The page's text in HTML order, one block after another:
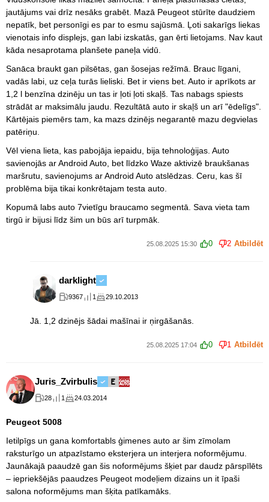
jautājums vai drīz nesāks grabēt. Mazā Peugeot stūrīte daudziem
nepatīk, bet personīgi es par to esmu sajūsmā. Ļoti sakarīgs liekas
vienotais info displejs, gan labi izskatās, gan ērti lietojams. Nav kaut
kāda nesaprotama planšete paneļa vidū.
Sanāca braukt gan pilsētas, gan šosejas režīmā. Brauc līgani,
vadās labi, uz ceļa turās lieliski. Bet ir viens bet. Auto ir aprīkots ar
1,2 l benzīna dzinēju un tas ir ļoti ļoti skaļš. Tas nabags spiests
strādāt ar maksimālu jaudu. Rezultātā auto ir skaļš un arī "ēdelīgs".
Kārtējais piemērs tam, ka mazs dzinējs negarantē mazu degvielas
patēriņu.
Vēl viena lieta, kas pabojāja iepaidu, bija tehnoloģijas. Auto
savienojās ar Android Auto, bet līdzko Waze aktivizē braukšanas
maršrutu, savienojums ar Android Auto atslēdzas. Ceru, kas šī
problēma bija tikai konkrētajam testa auto.
Kopumā labs auto 7vietīgu braucamo segmentā. Sava vieta tam
tirgū ir bijusi līdz šim un būs arī turpmāk.
25.08.2025 15:30 0 2 Atbildēt
darklight
9367 1 29.10.2013
Jā. 1,2 dzinējs šādai mašīnai ir ņirgāšanās.
25.08.2025 17:04 0 1 Atbildēt
Juris_Zvirbulis
28 1 24.03.2014
Peugeot 5008
Ietilpīgs un gana komfortabls ģimenes auto ar šim zīmolam
raksturīgo un atpazīstamo eksterjera un interjera noformējumu.
Jaunākajā paaudzē gan šis noformējums šķiet par daudz pārspīlēts
– iepriekšējās paaudzes Peugeot modeļiem dizains un it īpaši
salona noformējums man šķita patīkamāks.